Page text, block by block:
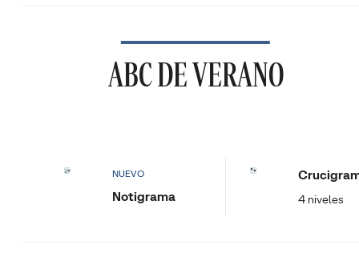
ABC DE VERANO
NUEVO
Notigrama 4 niveles